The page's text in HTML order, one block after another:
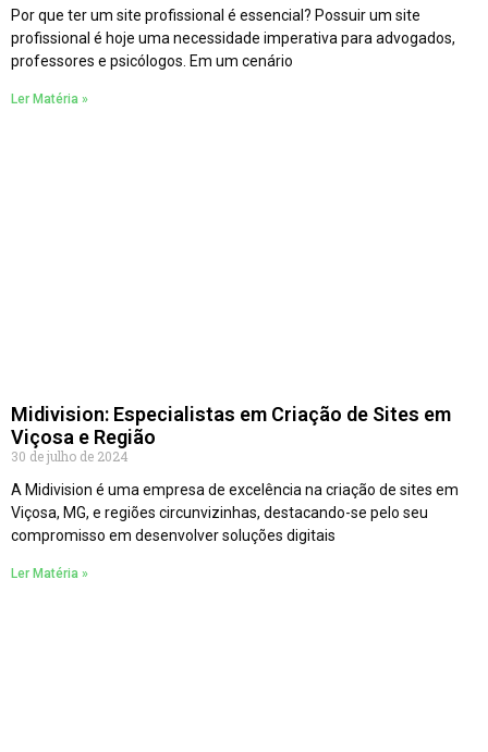
Por que ter um site profissional é essencial? Possuir um site
profissional é hoje uma necessidade imperativa para advogados,
professores e psicólogos. Em um cenário
Ler Matéria »
Midivision: Especialistas em Criação de Sites em
Viçosa e Região
30 de julho de 2024
A Midivision é uma empresa de excelência na criação de sites em
Viçosa, MG, e regiões circunvizinhas, destacando-se pelo seu
compromisso em desenvolver soluções digitais
Ler Matéria »